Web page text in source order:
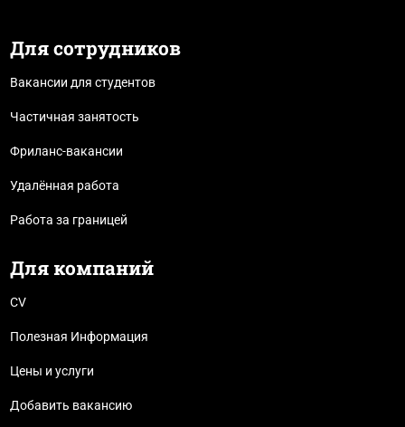
Для сотрудников
Вакансии для студентов
Частичная занятость
Фриланс-вакансии
Удалённая работа
Работа за границей
Для компаний
CV
Полезная Информация
Цены и услуги
Добавить вакансию